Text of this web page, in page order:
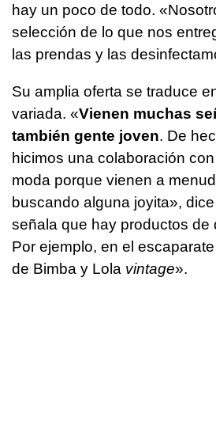
hay un poco de todo.
selección de lo que nos
las prendas y las
Su amplia oferta se traduce
variada. «Vienen muchas
también gente joven. De
hicimos una colaboración
moda porque vienen a
buscando alguna joyita»,
señala que hay productos de
Por ejemplo, en el
de Bimba y Lola vintage».